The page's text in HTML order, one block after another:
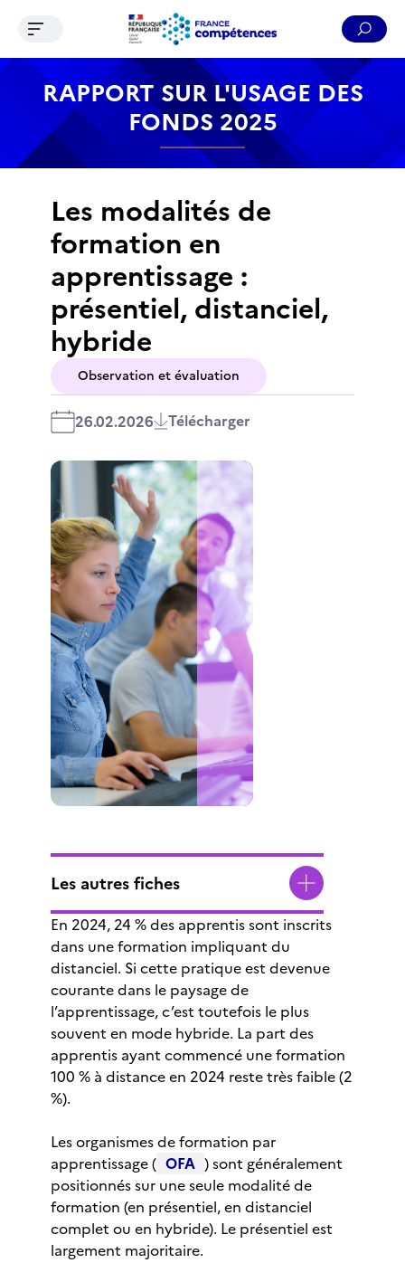
Contenu Recherche Menu Pied de page
Ouvrir le menu de navigation
RAPPORT SUR L'USAGE DES
FONDS 2025
Les modalités de
formation en
apprentissage :
présentiel, distanciel,
hybride
Observation et évaluation
26.02.2026 Télécharger
Les autres fiches
En 2024, 24 % des apprentis sont inscrits
dans une formation impliquant du
distanciel. Si cette pratique est devenue
courante dans le paysage de
l’apprentissage, c’est toutefois le plus
souvent en mode hybride. La part des
apprentis ayant commencé une formation
100 % à distance en 2024 reste très faible (2
%).
Les organismes de formation par
apprentissage ( OFA ) sont généralement
positionnés sur une seule modalité de
formation (en présentiel, en distanciel
complet ou en hybride). Le présentiel est
largement majoritaire.